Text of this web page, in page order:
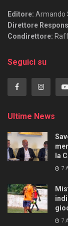
Editore: Armando
Direttore
Condirettore:
Seguici su
Ultime News
la
7
7